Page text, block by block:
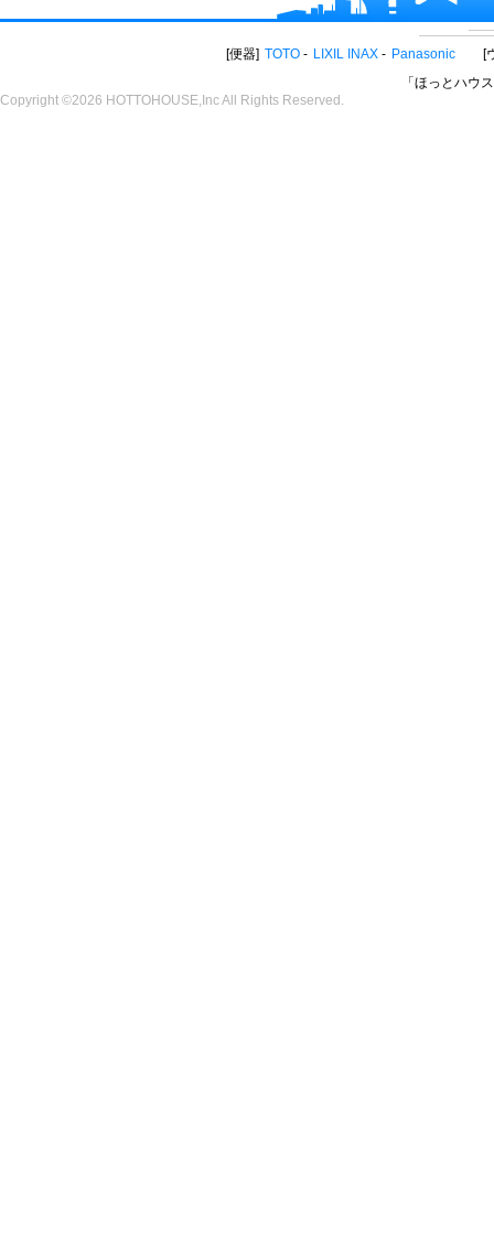
便器 TOTO LIXIL INAX Panasonic
「ほっとハウ
Copyright ©2026 HOTTOHOUSE,Inc All Rights Reserved.